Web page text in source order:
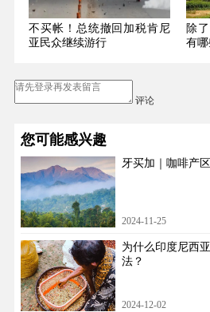
不买帐！总统撤回加税肯尼
亚民众继续游行
除
有哪
评论
您可能感兴趣
牙买加｜咖啡产
2024-11-25
为什么印度尼西
法？
2024-12-02